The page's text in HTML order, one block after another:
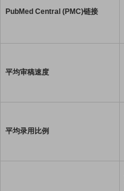
PubMed Central (PMC)链接
平均审稿速度
平均录用比例